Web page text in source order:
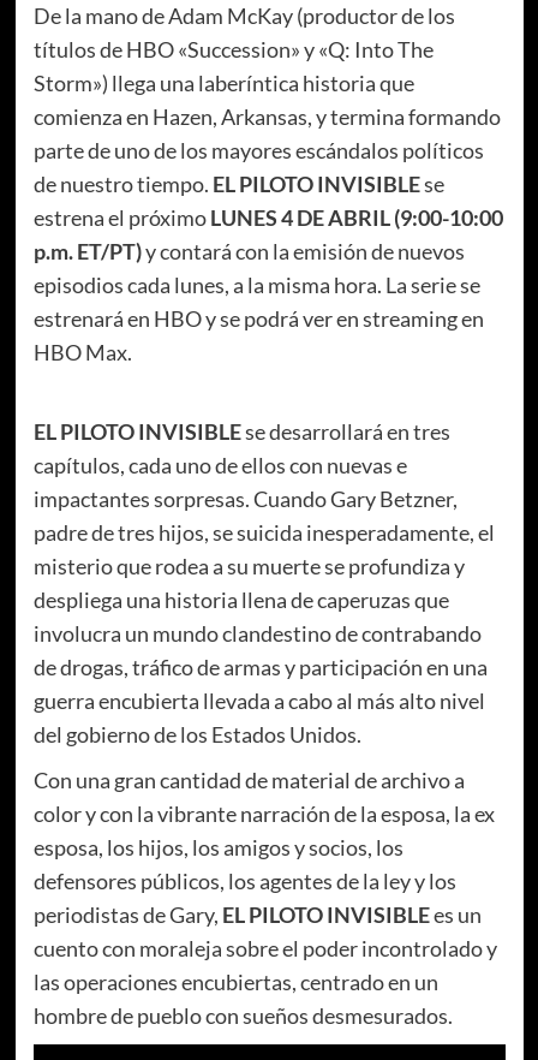
De la mano de Adam McKay (productor de los
títulos de HBO «Succession» y «Q: Into The
Storm») llega una laberíntica historia que
comienza en Hazen, Arkansas, y termina formando
parte de uno de los mayores escándalos políticos
de nuestro tiempo. EL PILOTO INVISIBLEse
estrena el próximoLUNES 4 DE ABRIL (9:00-10:00
p.m. ET/PT)y contará con la emisión de nuevos
episodios cada lunes, a la misma hora. La serie se
estrenará en HBO y se podrá ver en streaming en
HBO Max.
EL PILOTO INVISIBLEse desarrollará en tres
capítulos, cada uno de ellos con nuevas e
impactantes sorpresas. Cuando Gary Betzner,
padre de tres hijos, se suicida inesperadamente, el
misterio que rodea a su muerte se profundiza y
despliega una historia llena de caperuzas que
involucra un mundo clandestino de contrabando
de drogas, tráfico de armas y participación en una
guerra encubierta llevada a cabo al más alto nivel
del gobierno de los Estados Unidos.
Con una gran cantidad de material de archivo a
color y con la vibrante narración de la esposa, la ex
esposa, los hijos, los amigos y socios, los
defensores públicos, los agentes de la ley y los
periodistas de Gary, EL PILOTO INVISIBLEes un
cuento con moraleja sobre el poder incontrolado y
las operaciones encubiertas, centrado en un
hombre de pueblo con sueños desmesurados.